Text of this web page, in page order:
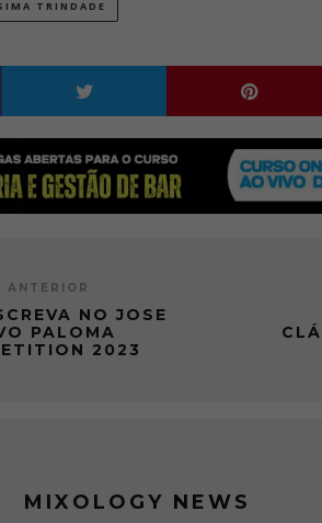
TRINDADE
ANTERIOR
NO JOSE
PALOMA
2023
MIXOLOGY NEWS